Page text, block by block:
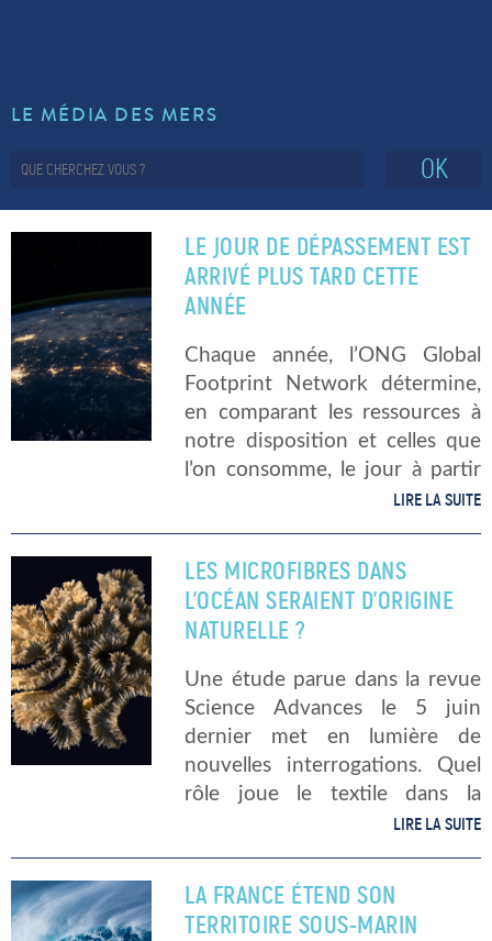
LE MÉDIA DES MERS
OK
LE JOUR DE DÉPASSEMENT EST
ARRIVÉ PLUS TARD CETTE
ANNÉE
Chaque année, l’ONG Global
Footprint Network détermine,
en comparant les ressources à
notre disposition et celles que
l’on consomme, le jour à partir
duquel nous vivons « à crédit ».
[…]
LIRE LA SUITE
LES MICROFIBRES DANS
L’OCÉAN SERAIENT D’ORIGINE
NATURELLE ?
Une étude parue dans la revue
Science Advances le 5 juin
dernier met en lumière de
nouvelles interrogations. Quel
rôle joue le textile dans la
pollution des océans ? En quoi
pollution aux microfibres de […]
LIRE LA SUITE
LA FRANCE ÉTEND SON
TERRITOIRE SOUS-MARIN